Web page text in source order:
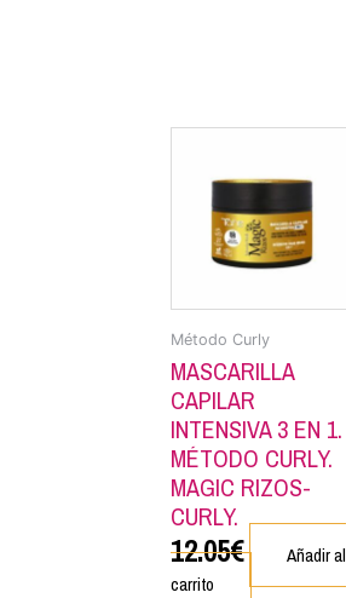
Método Curly
MASCARILLA
CAPILAR
INTENSIVA 3 EN 1.
MÉTODO CURLY.
MAGIC RIZOS-
CURLY.
12.05€
Añadir al
carrito